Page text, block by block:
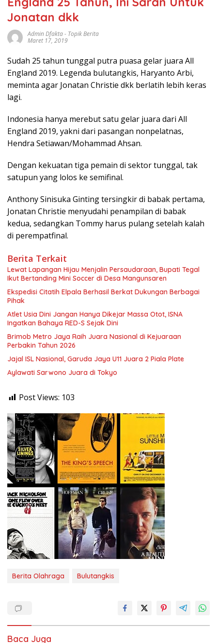
Jonatan dkk
Admin Dfakta- Topik Berita
Maret 17, 2019
Sudah 25 tahun tunggal putra puasa gelar juara All
England 2019. Legenda bulutangkis, Haryanto Arbi,
meminta agar Jonatan Christie dkk berlatih lebih keras
lagi.
Indonesia hanya merebut satu gelar juara dari All
England 2019, yakni dari pasangan nonpelatnas,
Hendra Setiawan/Mohammad Ahsan.
Dengan kekuatan tiga pemain di sektor tunggal, tak
satupun yang lolos ke semifinal.
Anthony Sinisuka Ginting tersingkir di babak pertama,
Jonatan Christie menyudahi penampilan di babak
kedua, sedangkan Tommy harus pulang setelah kalah
di perempatfinal.
Berita Terkait
Lewat Lapangan Hijau Menjalin Persaudaraan, Bupati Tegal
Ikut Bertanding Mini Soccer di Desa Mangunsaren
Ekspedisi Citatih Elpala Berhasil Berkat Dukungan Berbagai
Pihak
Atlet Usia Dini Jangan Hanya Dikejar Massa Otot, ISNA
Ingatkan Bahaya RED-S Sejak Dini
Brimob Metro Jaya Raih Juara Nasional di Kejuaraan
Perbakin Tahun 2026
Jajal ISL Nasional, Garuda Jaya U11 Juara 2 Piala Plate
Aylawati Sarwono Juara di Tokyo
Post Views: 103
Berita Olahraga Bulutangkis
Baca Juga